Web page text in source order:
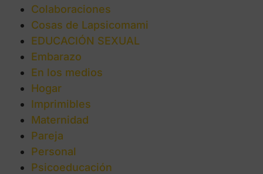
Colaboraciones
Cosas de Lapsicomami
EDUCACIÓN SEXUAL
Embarazo
En los medios
Hogar
Imprimibles
Maternidad
Pareja
Personal
Psicoeducación